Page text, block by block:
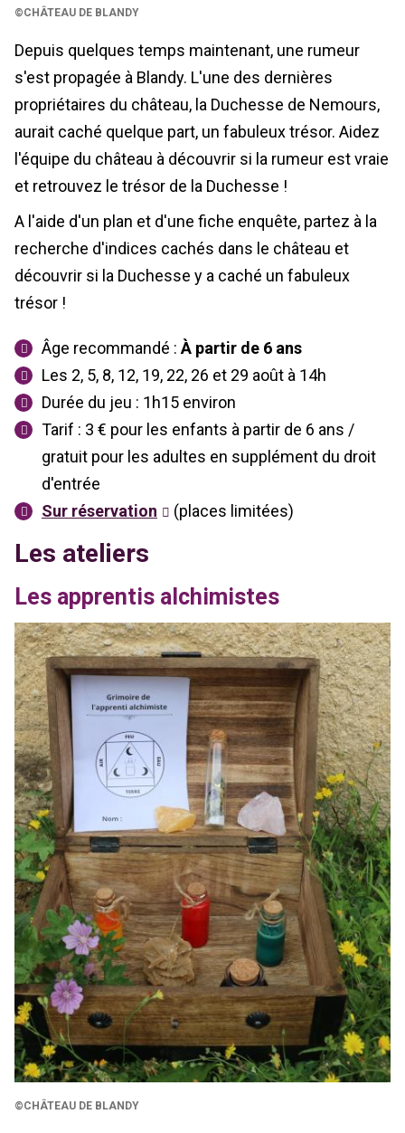
©CHÂTEAU DE BLANDY
Depuis quelques temps maintenant, une rumeur
s'est propagée à Blandy. L'une des dernières
propriétaires du château, la Duchesse de Nemours,
aurait caché quelque part, un fabuleux trésor. Aidez
l'équipe du château à découvrir si la rumeur est vraie
et retrouvez le trésor de la Duchesse !
A l'aide d'un plan et d'une fiche enquête, partez à la
recherche d'indices cachés dans le château et
découvrir si la Duchesse y a caché un fabuleux
trésor !
Âge recommandé : À partir de 6 ans
Les 2, 5, 8, 12, 19, 22, 26 et 29 août à 14h
Durée du jeu : 1h15 environ
Tarif : 3 € pour les enfants à partir de 6 ans /
gratuit pour les adultes en supplément du droit
d'entrée
Sur réservation
(places limitées)
Les ateliers
Les apprentis alchimistes
©CHÂTEAU DE BLANDY